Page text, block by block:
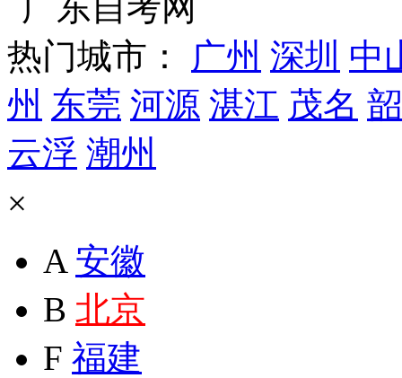
热门城市： 广州 深圳 中
州 东莞 河源 湛江 茂名
云浮 潮州
×
A 安徽
B 北京
F 福建